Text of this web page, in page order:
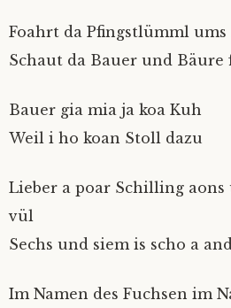
Foahrt da Pfingstlümml ums
Schaut da Bauer und Bäure
Bauer gia mia ja koa Kuh
Weil i ho koan Stoll dazu
Lieber a poar Schilling aons
vül
Sechs und siem is scho a
Im Namen des Fuchsen im